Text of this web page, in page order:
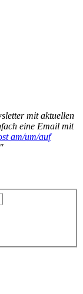
mit aktuellen
eine Email mit
am/um/auf